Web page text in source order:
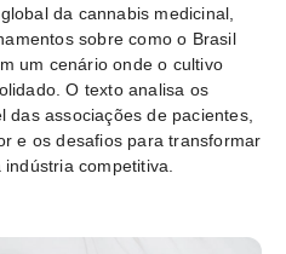
da cannabis medicinal,
sobre como o Brasil
um cenário onde o cultivo
O texto analisa os
associações de pacientes,
e os desafios para transformar
competitiva.